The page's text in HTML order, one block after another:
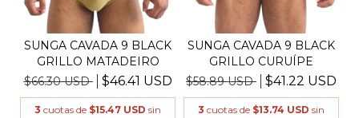
SUNGA CAVADA 9 BLACK
GRILLO MATADEIRO
$66.30 USD
$46.41 USD
3 cuotas de $15.47 USD sin
SUNGA CAVADA 9 BLACK
GRILLO CURUÍPE
$58.89 USD
$41.22 USD
3 cuotas de $13.74 USD sin